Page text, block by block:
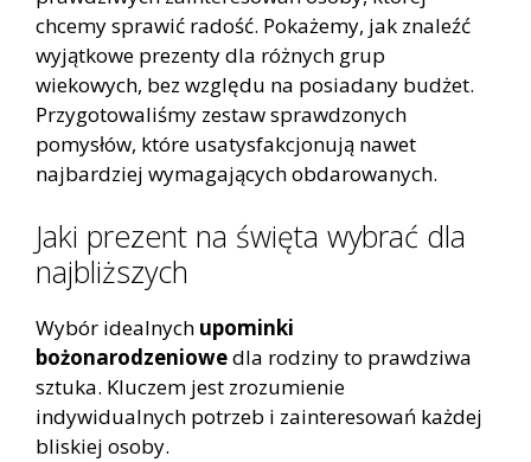
chcemy sprawić radość. Pokażemy, jak znaleźć
wyjątkowe prezenty dla różnych grup
wiekowych, bez względu na posiadany budżet.
Przygotowaliśmy zestaw sprawdzonych
pomysłów, które usatysfakcjonują nawet
najbardziej wymagających obdarowanych.
Jaki prezent na święta wybrać dla
najbliższych
Wybór idealnych upominki
bożonarodzeniowedla rodziny to prawdziwa
sztuka. Kluczem jest zrozumienie
indywidualnych potrzeb i zainteresowań każdej
bliskiej osoby.